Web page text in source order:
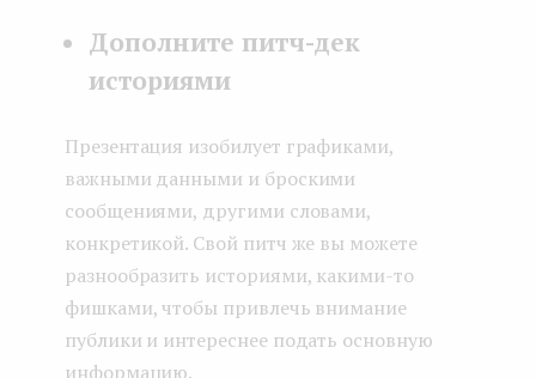
Дополните питч-дек
историями
Презентация изобилует графиками,
важными данными и броскими
сообщениями, другими словами,
конкретикой. Свой питч же вы можете
разнообразить историями, какими-то
фишками, чтобы привлечь внимание
публики и интереснее подать основную
информацию.